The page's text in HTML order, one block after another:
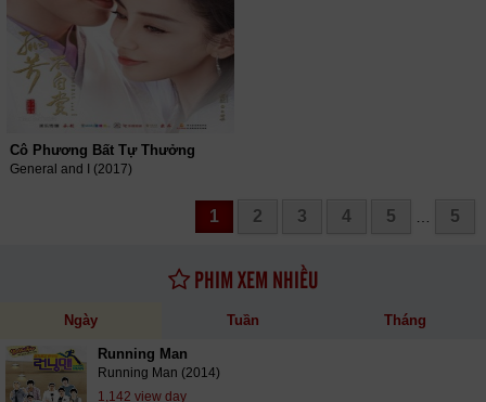
Cô Phương Bất Tự Thưởng
General and I (2017)
1 2 3 4 5 5
PHIM XEM NHIỀU
Ngày Tuần Tháng
Running Man
Running Man (2014)
1,142 view day